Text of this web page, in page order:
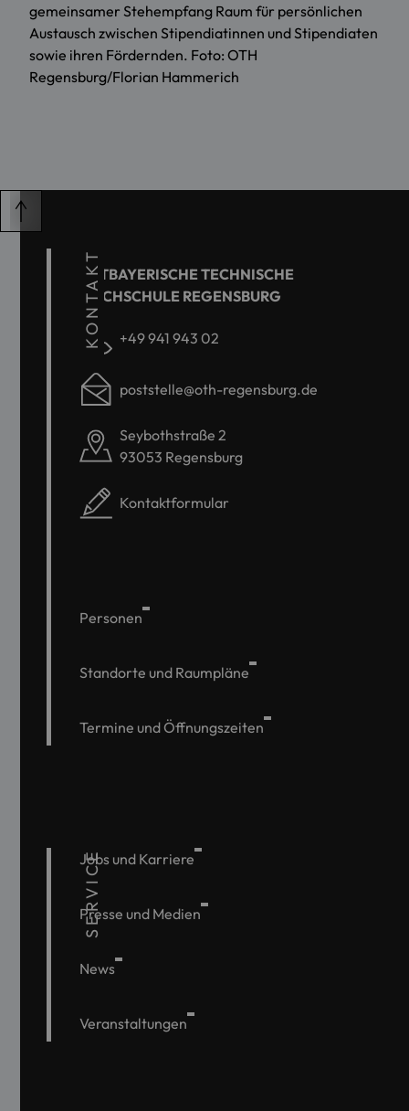
gemeinsamer Stehempfang Raum für persönlichen
Austausch zwischen Stipendiatinnen und Stipendiaten
sowie ihren Fördernden. Foto: OTH
Regensburg/Florian Hammerich
KONTAKT
OSTBAYERISCHE TECHNISCHE
HOCHSCHULE REGENSBURG
+49 941 943 02
poststelle@oth-regensburg.de
Seybothstraße 2
93053 Regensburg
Kontaktformular
Personen
Standorte und Raumpläne
Termine und Öffnungszeiten
SERVICE
Jobs und Karriere
Presse und Medien
News
Veranstaltungen